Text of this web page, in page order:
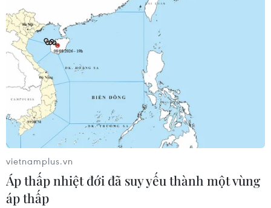
Israel và Hội đồng Hòa bình thảo
luận giải giáp vũ khí tại Gaza
04/08/2026 05:06
Iran đề xuất thành lập liên minh an
ninh giữa các nước Hồi giáo trong
khu vực
04/08/2026 03:21
Iran ra điều kiện gì với Mỹ
vietnamplus.vn
Áp thấp nhiệt đới đã suy yếu thành một vùng
áp thấp